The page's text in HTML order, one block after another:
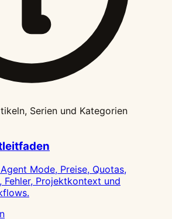
Serien und Kategorien
Mode, Preise, Quotas,
Projektkontext und